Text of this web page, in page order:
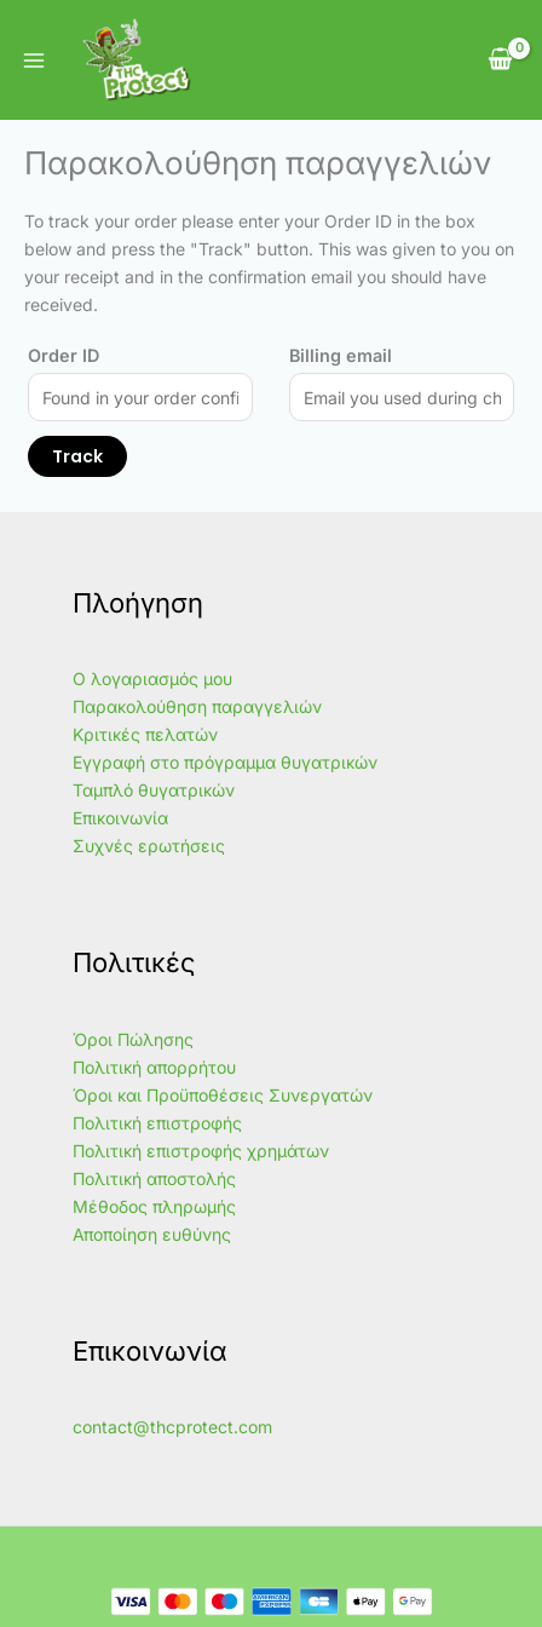
content
Παρακολούθηση παραγγελιών
To track your order please enter your Order ID in the box
below and press the "Track" button. This was given to you on
your receipt and in the confirmation email you should have
received.
Order ID Billing email
Track
Πλοήγηση
Ο λογαριασμός μου
Παρακολούθηση παραγγελιών
Κριτικές πελατών
Εγγραφή στο πρόγραμμα θυγατρικών
Ταμπλό θυγατρικών
Επικοινωνία
Συχνές ερωτήσεις
Πολιτικές
Όροι Πώλησης
Πολιτική απορρήτου
Όροι και Προϋποθέσεις Συνεργατών
Πολιτική επιστροφής
Πολιτική επιστροφής χρημάτων
Πολιτική αποστολής
Μέθοδος πληρωμής
Αποποίηση ευθύνης
Επικοινωνία
contact@thcprotect.com